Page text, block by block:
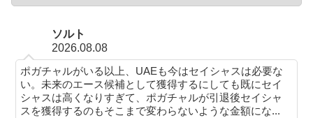
ソルト
2026.08.08
ポガチャルがいる以上、UAEも今はセイシャスは必要な
い。未来のエース候補として獲得するにしても既にセイ
シャスは高くなりすぎて、ポガチャルが引退後セイシャ
スを獲得するのもそこまで変わらないような金額にな...